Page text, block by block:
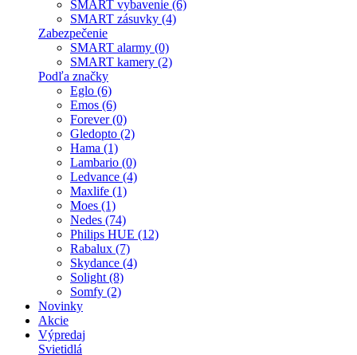
SMART vybavenie (6)
SMART zásuvky (4)
Zabezpečenie
SMART alarmy (0)
SMART kamery (2)
Podľa značky
Eglo (6)
Emos (6)
Forever (0)
Gledopto (2)
Hama (1)
Lambario (0)
Ledvance (4)
Maxlife (1)
Moes (1)
Nedes (74)
Philips HUE (12)
Rabalux (7)
Skydance (4)
Solight (8)
Somfy (2)
Novinky
Akcie
Výpredaj
Svietidlá